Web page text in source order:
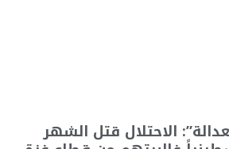
الاحتلال قتل الشهر